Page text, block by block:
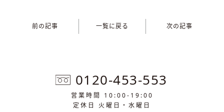
前の記事 一覧に戻る 次の記事
0120-453-553
営業時間 10:00-19:00
定休日 火曜日・水曜日